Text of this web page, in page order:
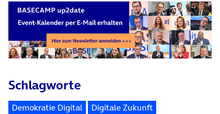
Schlagworte
Demokratie Digital
Digitale Zukunft